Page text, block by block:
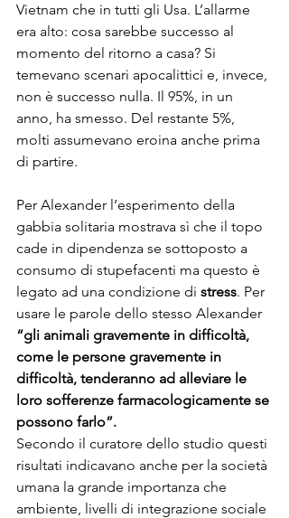
Vietnam che in tutti gli Usa. L’allarme
era alto: cosa sarebbe successo al
momento del ritorno a casa? Si
temevano scenari apocalittici e, invece,
non è successo nulla. Il 95%, in un
anno, ha smesso. Del restante 5%,
molti assumevano eroina anche prima
di partire.
Per Alexander l’esperimento della
gabbia solitaria mostrava sì che il topo
cade in dipendenza se sottoposto a
consumo di stupefacenti ma questo è
legato ad una condizione di stress. Per
usare le parole dello stesso Alexander
“gli animali gravemente in difficoltà,
come le persone gravemente in
difficoltà, tenderanno ad alleviare le
loro sofferenze farmacologicamente se
possono farlo”.
Secondo il curatore dello studio questi
risultati indicavano anche per la società
umana la grande importanza che
ambiente, livelli di integrazione sociale